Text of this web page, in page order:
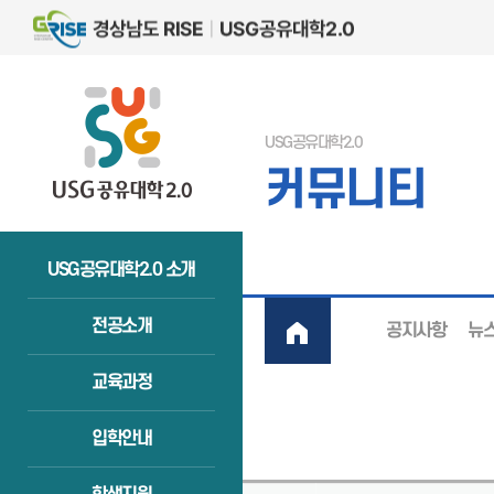
USG공유대학2.0 소개
전공소개
교육과정
입학안내
USG공유대학2.0
커뮤니티
공지사항 뉴